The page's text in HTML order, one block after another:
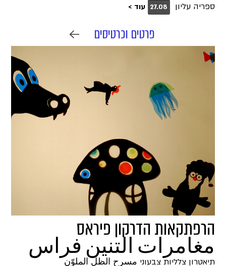
ספריה עליון
27.08 עוד >
פרטים וכרטיסים
הרפתקאות הדרקון פיראס
مغامرات التنين فراس
תיאטרון צלליות צבעוני مسرح الظل الملوّن